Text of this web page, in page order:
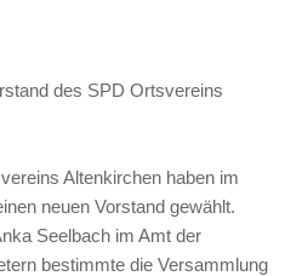
des SPD Ortsvereins
Altenkirchen haben im
neuen Vorstand gewählt.
Seelbach im Amt der
bestimmte die Versammlung